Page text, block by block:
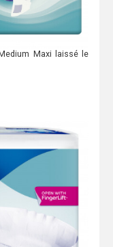
Maxi laissé le